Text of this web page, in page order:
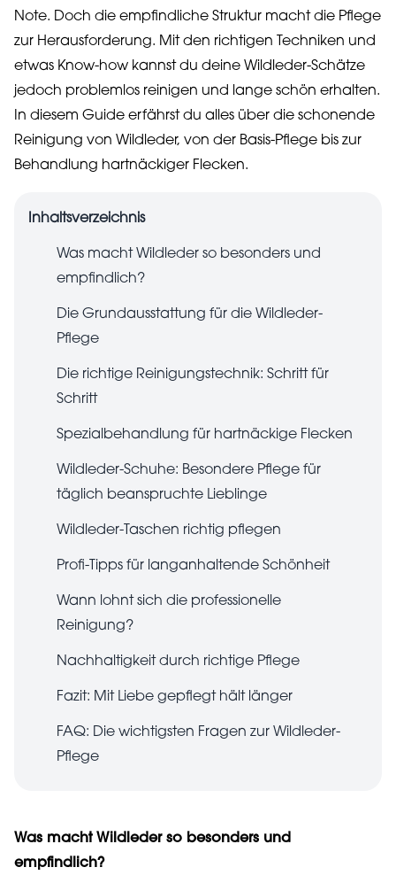
Note. Doch die empfindliche Struktur macht die Pflege
zur Herausforderung. Mit den richtigen Techniken und
etwas Know-how kannst du deine Wildleder-Schätze
jedoch problemlos reinigen und lange schön erhalten.
In diesem Guide erfährst du alles über die schonende
Reinigung von Wildleder, von der Basis-Pflege bis zur
Behandlung hartnäckiger Flecken.
Inhaltsverzeichnis
Was macht Wildleder so besonders und
empfindlich?
Die Grundausstattung für die Wildleder-
Pflege
Die richtige Reinigungstechnik: Schritt für
Schritt
Spezialbehandlung für hartnäckige Flecken
Wildleder-Schuhe: Besondere Pflege für
täglich beanspruchte Lieblinge
Wildleder-Taschen richtig pflegen
Profi-Tipps für langanhaltende Schönheit
Wann lohnt sich die professionelle
Reinigung?
Nachhaltigkeit durch richtige Pflege
Fazit: Mit Liebe gepflegt hält länger
FAQ: Die wichtigsten Fragen zur Wildleder-
Pflege
Was macht Wildleder so besonders und
empfindlich?